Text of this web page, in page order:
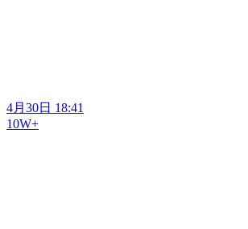
4月30日 18:41
10W+